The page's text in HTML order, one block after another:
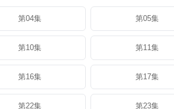
第04集 第05集
第10集 第11集
第16集 第17集
第22集 第23集